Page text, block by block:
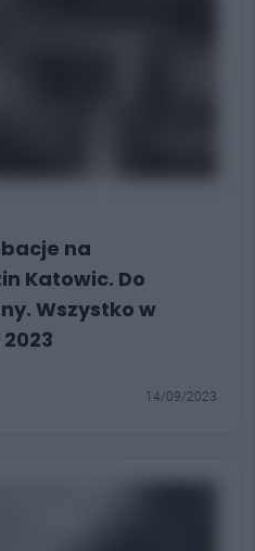
na
Katowic. Do
Wszystko w
14/09/2023